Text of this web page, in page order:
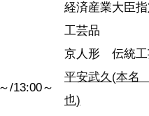
/13:00～
経済産業大臣
工芸品
京人形 伝統工
平安武久(本名
也)